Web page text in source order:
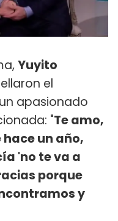
Yuyito
el
apasionado
"Te amo,
un año,
'no te va a
porque
y